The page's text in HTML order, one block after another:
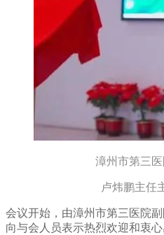
漳州市第三
卢炜鹏主任
会议开始，由漳州市第三医院
向与会人员表示热烈欢迎和衷